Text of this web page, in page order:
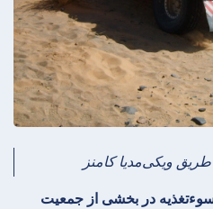
طریق ویکی‌مدیا کامنز
و سوءتغذیه در بخشی از جمعیت